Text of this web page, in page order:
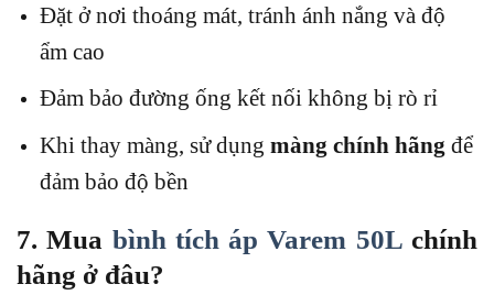
Đặt ở nơi thoáng mát, tránh ánh nắng và độ
ẩm cao
Đảm bảo đường ống kết nối không bị rò rỉ
Khi thay màng, sử dụng màng chính hãng để
đảm bảo độ bền
7. Mua bình tích áp Varem 50Lchính
hãng ở đâu?